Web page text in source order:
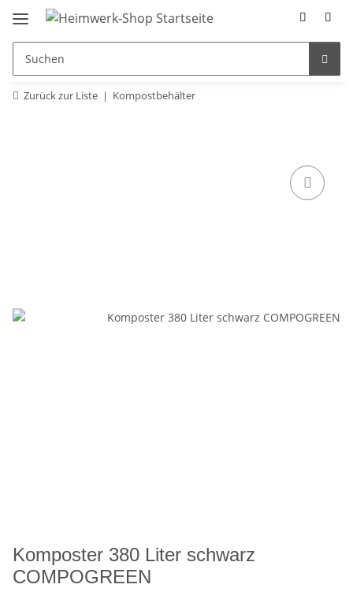
Zurück zur Liste Kompostbehälter
Komposter 380 Liter schwarz
COMPOGREEN